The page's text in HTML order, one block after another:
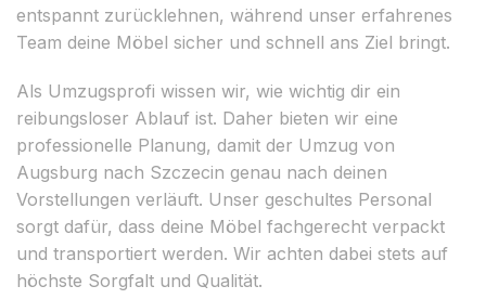
entspannt zurücklehnen, während unser erfahrenes
Team deine Möbel sicher und schnell ans Ziel bringt.
Als Umzugsprofi wissen wir, wie wichtig dir ein
reibungsloser Ablauf ist. Daher bieten wir eine
professionelle Planung, damit der Umzug von
Augsburg nach Szczecin genau nach deinen
Vorstellungen verläuft. Unser geschultes Personal
sorgt dafür, dass deine Möbel fachgerecht verpackt
und transportiert werden. Wir achten dabei stets auf
höchste Sorgfalt und Qualität.